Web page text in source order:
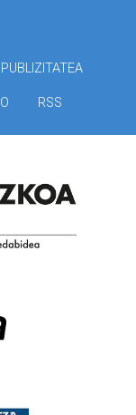
PUBLIZITATEA
RSS